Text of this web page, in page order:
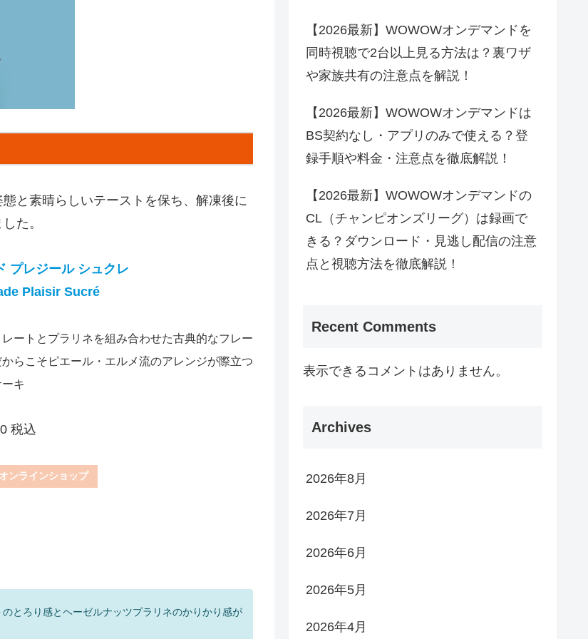
と素晴らしいテーストを保ち、解凍後に
た。
プレジール シュクレ
Plaisir Sucré
ートとプラリネを組み合わせた古典的なフレー
らこそピエール・エルメ流のアレンジが際立つ
キ
税込
ンラインショップ
とろり感とヘーゼルナッツプラリネのかりかり感が
【2026最新】WOWOWオンデマンドを
同時視聴で2台以上見る方法は？裏ワザ
や家族共有の注意点を解説！
【2026最新】WOWOWオンデマンドは
BS契約なし・アプリのみで使える？登
録手順や料金・注意点を徹底解説！
【2026最新】WOWOWオンデマンドの
CL（チャンピオンズリーグ）は録画で
きる？ダウンロード・見逃し配信の注意
点と視聴方法を徹底解説！
Recent Comments
表示できるコメントはありません。
Archives
2026年8月
2026年7月
2026年6月
2026年5月
2026年4月